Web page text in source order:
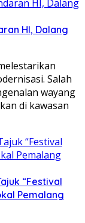
HI, Dalang
Salah
wayang
di kawasan
“Festival
Pemalang